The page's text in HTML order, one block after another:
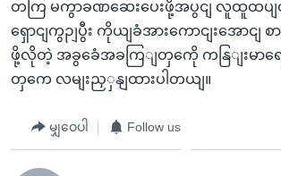
တကြ မကွာခဏဆေးပေးဖို့အပွငျ လူထူထပ
ရှောငျကွဉျပွီး ကိုယျခံအားကောငျးအောငျ စ
ဖို့လိုတဲ့ အခွခေံအခကြျတှကေို ကနြျးမာရေ
တှကေ လမျးညှှနျထားပါတယျ။
မျှဝေပါ Follow us